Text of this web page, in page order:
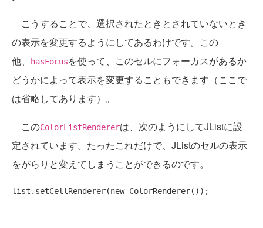
こうすることで、選択されたときとされていないとき
の表示を変更するようにしてあるわけです。この
他、
hasFocusを使って、このセルにフォーカスがあるか
どうかによって表示を変更することもできます（ここで
は省略してあります）。
このColorListRendererは、次のようにしてJListに設
定されています。たったこれだけで、JListのセルの表示
をがらりと変えてしまうことができるのです。
list.setCellRenderer(new